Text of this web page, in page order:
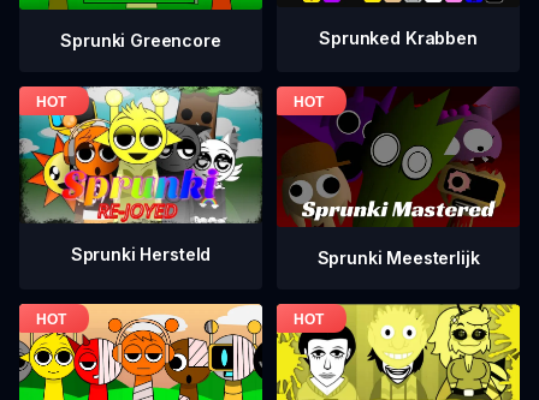
Sprunki Greencore Sprunked Krabben
Sprunki Hersteld Sprunki Meesterlijk